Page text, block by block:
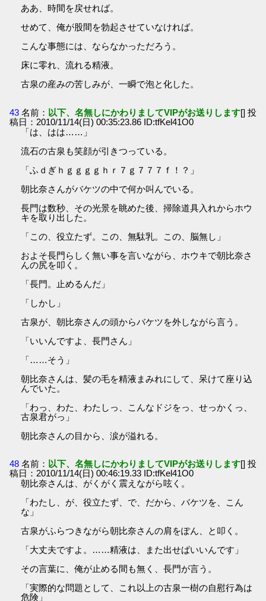
ああ、時間を戻せれば。
せめて、俺が股間を勃起させていなければ。
こんな事態には、ならなかっただろう。
床に零れ、流れる精液。
古泉の産みの苦しみが、一瞬で泡と化した。
43 名前： 以下、名無しにかわりましてVIPがお送りします[] 投
稿日：2010/11/14(日) 00:35:23.86 ID:tfKel41O0
「は、はは……」
流石の古泉も笑顔が引きつっている。
「ふｄぎｈｇｇｇｇｈｒ７ｇ７７７ｆ！？」
朝比奈さんがバケツの中で何か叫んでいる。
長門は数秒、その光景を眺めた後、掃除道具入れからホウ
キを取り出した。
「この、役立たず。この、無駄乳。この、脳無し」
およそ長門らしく無い事を言いながら、ホウキで朝比奈さ
んの尻を叩く。
「長門。止めるんだ」
「しかし」
古泉が、朝比奈さんの頭からバケツを外しながら言う。
「いいんですよ、長門さん」
「……そう」
朝比奈さんは、髪の毛を精液まみれにして、呆けて座り込
んでいた。
「わっ、わた、わたしっ、こんなドジをっ、せっかくっ、
古泉君がっ」
朝比奈さんの目から、涙が溢れる。
48 名前： 以下、名無しにかわりましてVIPがお送りします[] 投
稿日：2010/11/14(日) 00:46:19.33 ID:tfKel41O0
朝比奈さんは、がくがく震えながら呟く。
「わたし、が、役立たず、で、だから、バケツを、こん
な」
古泉がふらつきながら朝比奈さんの肩をぽん、と叩く。
「大丈夫ですよ。……精液は、また出せばいいんです」
その言葉に、俺が止める間も無く、長門が言う。
「実際的な問題として、これ以上の古泉一樹の自慰行為は
危険」